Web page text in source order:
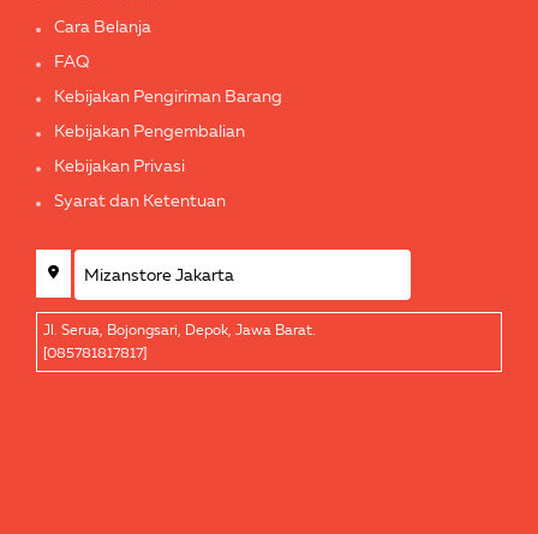
Cara Belanja
FAQ
Kebijakan Pengiriman Barang
Kebijakan Pengembalian
Kebijakan Privasi
Syarat dan Ketentuan
Jl. Serua, Bojongsari, Depok, Jawa Barat.
[085781817817]